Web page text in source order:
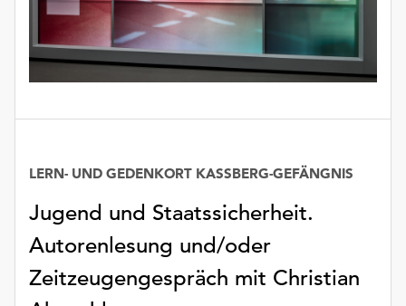
Jugend und Staatssicherheit.
Autorenlesung und/oder
Zeitzeugengespräch mit Christian
LERN- UND GEDENKORT KASSBERG-GEFÄNGNIS